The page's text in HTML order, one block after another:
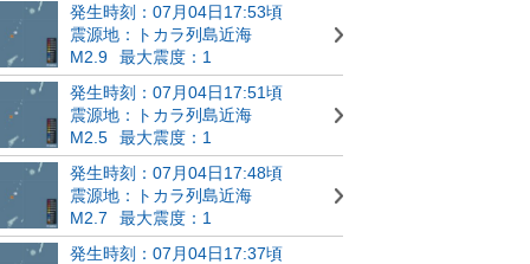
発生時刻：07月04日17:53頃
震源地：トカラ列島近海
M2.9
最大震度：1
発生時刻：07月04日17:51頃
震源地：トカラ列島近海
M2.5
最大震度：1
発生時刻：07月04日17:48頃
震源地：トカラ列島近海
M2.7
最大震度：1
発生時刻：07月04日17:37頃